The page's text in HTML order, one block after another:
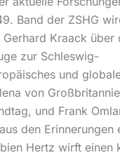
Band der ZSHG
Kraack über
zur Schleswig-
und
von
und Frank
den Erinnerungen
Hertz wirft einen